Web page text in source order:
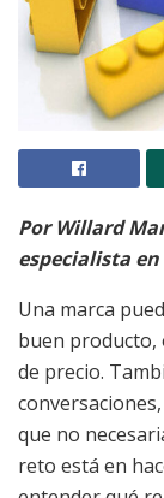
Por Willard
especialista
Una marca
buen producto,
de precio.
que no
reto está en